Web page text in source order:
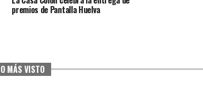
premios de Pantalla Huelva
MÁS VISTO